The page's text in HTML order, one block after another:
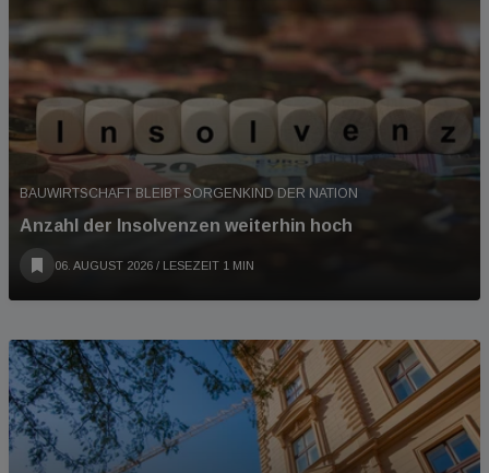
BAUWIRTSCHAFT BLEIBT SORGENKIND DER NATION
Anzahl der Insolvenzen weiterhin hoch
06. AUGUST 2026 / LESEZEIT 1 MIN